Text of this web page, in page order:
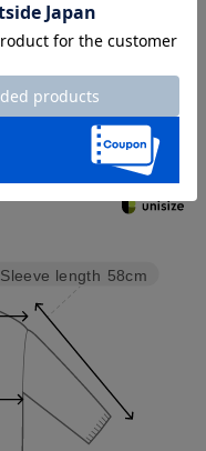
Sleeve length 58cm